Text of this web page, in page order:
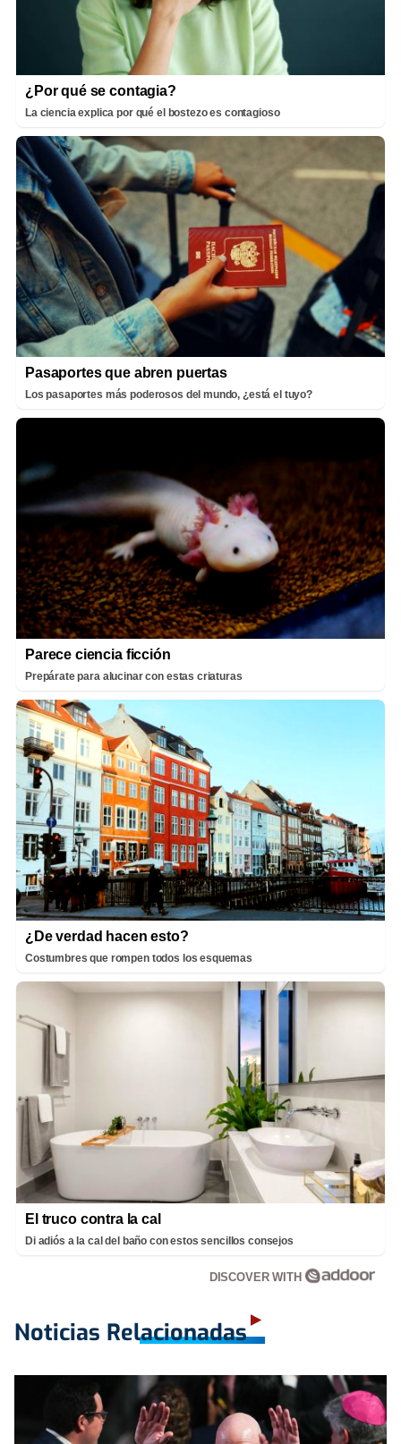
¿Por qué se contagia?
La ciencia explica por qué el bostezo es contagioso
Pasaportes que abren puertas
Los pasaportes más poderosos del mundo, ¿está el tuyo?
Parece ciencia ficción
Prepárate para alucinar con estas criaturas
¿De verdad hacen esto?
Costumbres que rompen todos los esquemas
El truco contra la cal
Di adiós a la cal del baño con estos sencillos consejos
DISCOVER WITH
Noticias Relacionadas